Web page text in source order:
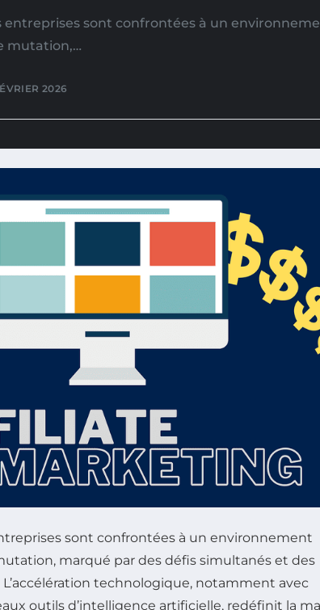
entreprises sont confrontées à un
mutation,…
2026
sont confrontées à un environnement
marqué par des défis simultanés et des
technologique, notamment avec
outils d’intelligence artificielle, redéfinit la